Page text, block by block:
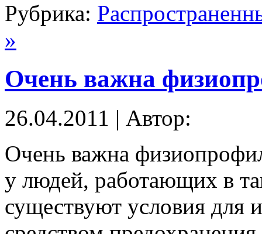
Рубрика:
»
Очень важна
26.04.2011 | Автор:
Очень важна
у людей, работающих в
существуют условия